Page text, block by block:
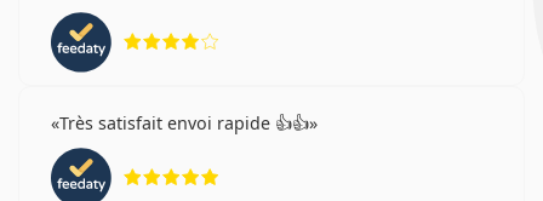
Très satisfait envoi rapide 👍👍